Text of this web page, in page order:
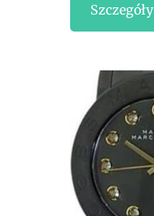
Szczegóły